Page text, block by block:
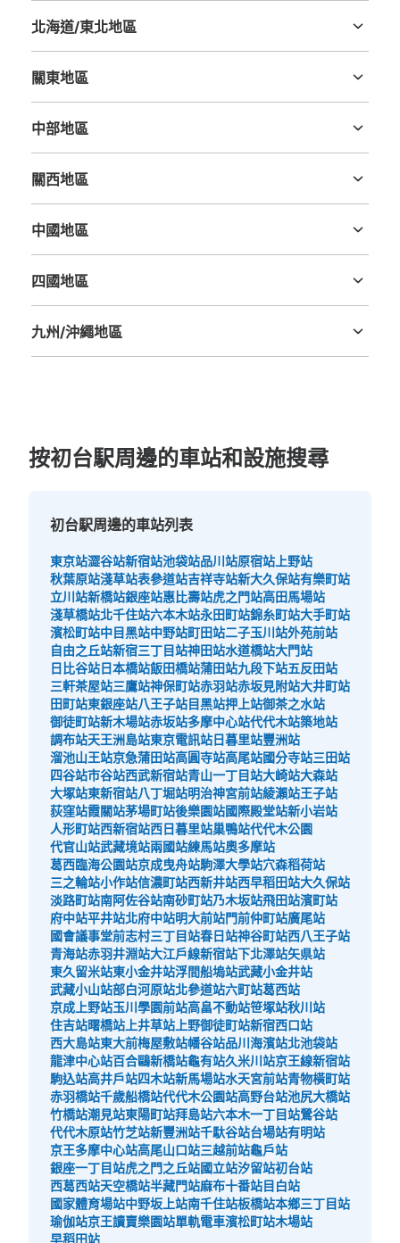
北海道/東北地區
關東地區
中部地區
關西地區
中國地區
四國地區
九州/沖繩地區
按初台駅周邊的車站和設施搜尋
初台駅周邊的車站列表
東京站澀谷站新宿站池袋站品川站原宿站 上野站
秋葉原站淺草站表參道站吉祥寺站新大久保站有樂町站
立川站新橋站銀座站惠比壽站虎之門站高田馬場站
淺草橋站北千住站六本木站永田町站錦糸町站大手町站
濱松町站中目黑站中野站町田站二子玉川站外苑前站
自由之丘站新宿三丁目站神田站水道橋站大門站
日比谷站日本橋站飯田橋站蒲田站九段下站五反田站
三軒茶屋站三鷹站神保町站赤羽站赤坂見附站大井町站
田町站東銀座站八王子站目黑站押上站御茶之水站
御徒町站新木場站赤坂站多摩中心站代代木站築地站
調布站天王洲島站東京電訊站日暮里站豐洲站
溜池山王站京急蒲田站高圓寺站高尾站國分寺站三田站
四谷站市谷站西武新宿站青山一丁目站大崎站大森站
大塚站東新宿站八丁堀站明治神宮前站綾瀨站王子站
荻窪站霞關站茅場町站後樂園站國際殿堂站新小岩站
人形町站西新宿站西日暮里站巢鴨站代代木公園
代官山站武藏境站兩國站練馬站奧多摩站
葛西臨海公園站京成曳舟站駒澤大學站穴森稻荷站
三之輪站小作站信濃町站西新井站西早稻田站大久保站
淡路町站南阿佐谷站南砂町站乃木坂站飛田站濱町站
府中站平井站北府中站明大前站門前仲町站廣尾站
國會議事堂前志村三丁目站春日站神谷町站西八王子站
青海站赤羽井淵站大江戶線新宿站下北澤站矢県站
東久留米站東小金井站浮間船塢站武藏小金井站
武藏小山站部白河原站北參道站六町站葛西站
京成上野站玉川學園前站高畠不動站笹塚站秋川站
住吉站曙橋站 上井草站 上野御徒町站新宿西口站
西大島站東大前梅屋敷站幡谷站品川海濱站北池袋站
龍津中心站百合鷗新橋站龜有站久米川站京王線新宿站
駒込站高井戶站四木站新馬場站水天宮前站青物橫町站
赤羽橋站千歲船橋站代代木公園站高野台站池尻大橋站
竹橋站潮見站東陽町站拜島站六本木一丁目站鶯谷站
代代木原站竹芝站新豐洲站千馱谷站台場站有明站
京王多摩中心站高尾山口站三越前站龜戶站
銀座一丁目站虎之門之丘站國立站汐留站初台站
西葛西站天空橋站半藏門站麻布十番站目白站
國家體育場站中野坂上站南千住站板橋站本鄉三丁目站
瑜伽站京王讀賣樂園站單軌電車濱松町站木場站
早稻田站